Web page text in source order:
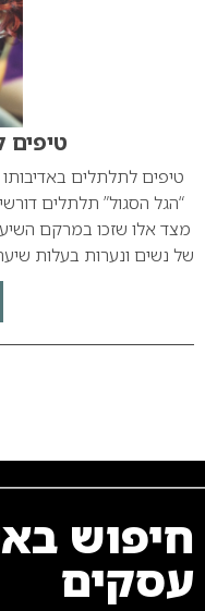
טיפים
טיפים לתלתלים
“הגל הסגול” תלתלים
מצד אלו שזכו במרקם
של נשים ונערות בעלות
חיפוש
עסקים